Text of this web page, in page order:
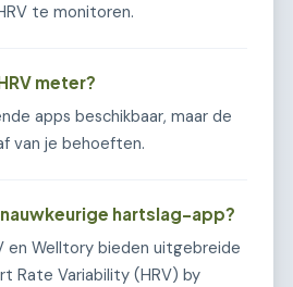
te monitoren.
meter?
apps beschikbaar, maar de
van je behoeften.
hartslag-app?
en Welltory bieden uitgebreide
Rate Variability (HRV) by